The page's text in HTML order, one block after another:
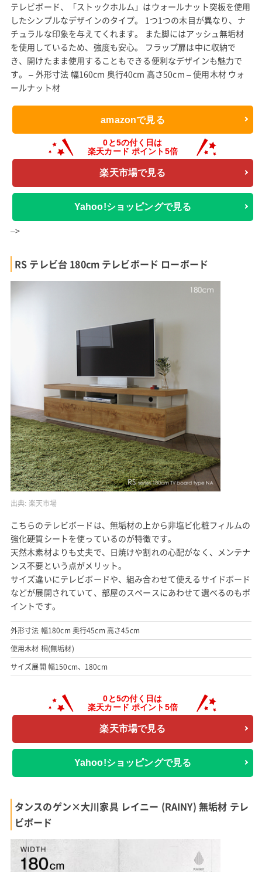
テレビボード、「ストックホルム」はウォールナット突板を使用
したシンプルなデザインのタイプ。 1つ1つの木目が異なり、ナ
チュラルな印象を与えてくれます。 また脚にはアッシュ無垢材
を使用しているため、強度も安心。 フラップ扉は中に収納で
き、開けたまま使用することもできる便利なデザインも魅力で
す。 – 外形寸法 幅160cm 奥行40cm 高さ50cm – 使用木材 ウォ
ールナット材
amazonで見る
楽天市場で見る
Yahoo!ショッピングで見る
–>
RS テレビ台 180cm テレビボード ローボード
出典: 楽天市場
こちらのテレビボードは、無垢材の上から非塩ビ化粧フィルムの
強化硬質シートを使っているのが特徴です。
天然木素材よりも丈夫で、日焼けや割れの心配がなく、メンテナ
ンス不要という点がメリット。
サイズ違いにテレビボードや、組み合わせて使えるサイドボード
などが展開されていて、部屋のスペースにあわせて選べるのもポ
イントです。
外形寸法 幅180cm 奥行45cm 高さ45cm
使用木材 桐(無垢材)
サイズ展開 幅150cm、180cm
楽天市場で見る
Yahoo!ショッピングで見る
タンスのゲン×大川家具 レイニー (RAINY) 無垢材 テレ
ビボード